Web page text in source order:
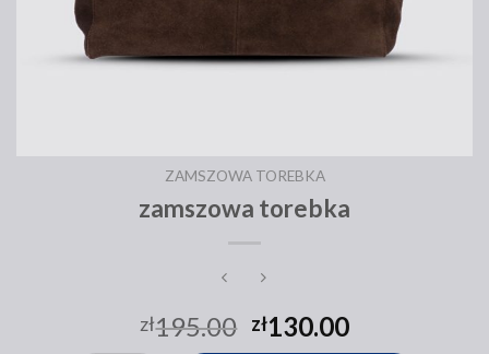
ZAMSZOWA TOREBKA
zamszowa torebka
zł195.00 zł130.00